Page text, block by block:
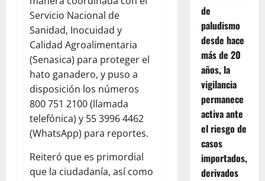
Servicio Nacional de
Sanidad, Inocuidad y
Calidad Agroalimentaria
(Senasica) para proteger el
hato ganadero, y puso a
disposición los números
800 751 2100 (llamada
telefónica) y 55 3996 4462
(WhatsApp) para reportes.
Reiteró que es primordial
que la ciudadanía, así como
de
paludismo
desde hace
más de 20
años, la
vigilancia
permanece
activa ante
el riesgo de
casos
importados,
derivados